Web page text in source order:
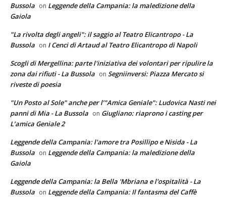
Bussola on Leggende della Campania: la maledizione della
Gaiola
"La rivolta degli angeli": il saggio al Teatro Elicantropo - La
Bussola on I Cenci di Artaud al Teatro Elicantropo di Napoli
Scogli di Mergellina: parte l'iniziativa dei volontari per ripulire la
zona dai rifiuti - La Bussola on Segniinversi: Piazza Mercato si
riveste di poesia
"Un Posto al Sole" anche per l’"Amica Geniale": Ludovica Nasti nei
panni di Mia - La Bussola on Giugliano: riaprono i casting per
L’amica Geniale 2
Leggende della Campania: l'amore tra Posillipo e Nisida - La
Bussola on Leggende della Campania: la maledizione della
Gaiola
Leggende della Campania: la Bella 'Mbriana e l'ospitalità - La
Bussola on Leggende della Campania: Il fantasma del Caffè